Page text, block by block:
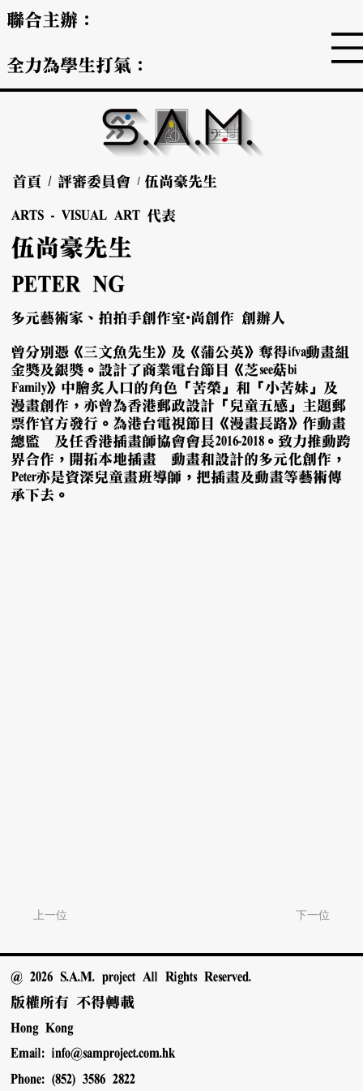
聯合主辦：
全力為學生打氣：
首頁 / 評審委員會 / 伍尚豪先生
ARTS - VISUAL ART 代表
伍尚豪先生
PETER NG
多元藝術家、拍拍手創作室•尚創作 創辦人
曾分別憑《三文魚先生》及《蒲公英》奪得ifva動畫組
金獎及銀獎。設計了商業電台節目《芝see菇bi
Family》中膾炙人口的角色「苦榮」和「小苦妹」及
漫畫創作，亦曾為香港郵政設計「兒童五感」主題郵
票作官方發行。為港台電視節目《漫畫長路》作動畫
總監丶及任香港插畫師協會會長2016-2018。致力推動跨
界合作，開拓本地插畫丶動畫和設計的多元化創作，
Peter亦是資深兒童畫班導師，把插畫及動畫等藝術傳
承下去。
下一位
上一位
@ 2026 S.A.M. project All Rights Reserved.
版權所有 不得轉載
Hong Kong
Email: info@samproject.com.hk
Phone: (852) 3586 2822